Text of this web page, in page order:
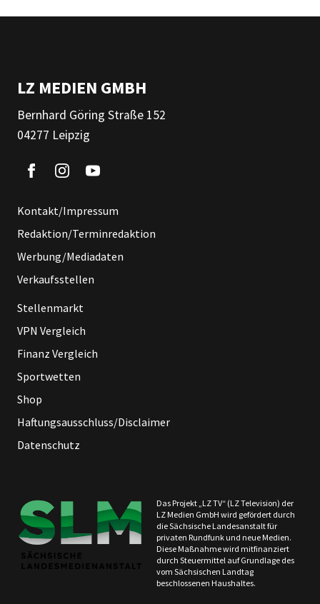
LZ MEDIEN GMBH
Bernhard Göring Straße 152
04277 Leipzig
Kontakt/Impressum
Redaktion/Terminredaktion
Werbung/Mediadaten
Verkaufsstellen
Stellenmarkt
VPN Vergleich
Finanz Vergleich
Sportwetten
Shop
Haftungsausschluss/Disclaimer
Datenschutz
Das Projekt „LZ TV“ (LZ Television) der
LZ Medien GmbH wird gefördert durch
die Sächsische Landesanstalt für
privaten Rundfunk und neue Medien.
Diese Maßnahme wird mitfinanziert
durch Steuermittel auf Grundlage des
vom Sächsischen Landtag
beschlossenen Haushaltes.